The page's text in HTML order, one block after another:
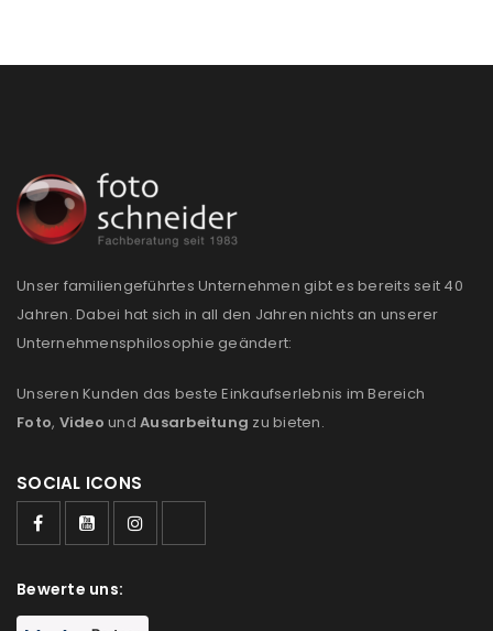
ANMELDEN
Benutzername oder E-Mail-Adresse
Unser familiengeführtes Unternehmen gibt es bereits seit 40
Jahren. Dabei hat sich in all den Jahren nichts an unserer
Unternehmensphilosophie geändert:
Unseren Kunden das beste Einkaufserlebnis im Bereich
Foto, Video und Ausarbeitung zu bieten.
SOCIAL ICONS
Bewerte uns: